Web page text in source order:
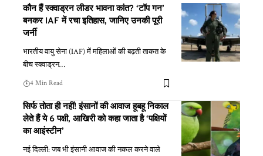
कौन हैं स्क्वाड्रन लीडर भावना कांत? ‘टॉप गन’
बनकर IAF में रचा इतिहास, जानिए उनकी पूरी
जर्नी
भारतीय वायु सेना (IAF) में महिलाओं की बढ़ती ताकत के
बीच स्क्वाड्रन…
4 Min Read
सिर्फ तोता ही नहीं! इंसानों की आवाज हूबहू निकाल
लेते हैं ये 6 पक्षी, आखिरी को कहा जाता है ‘पक्षियों
का आइंस्टीन’
नई दिल्ली: जब भी इंसानी आवाज की नकल करने वाले